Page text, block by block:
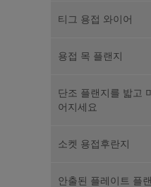
티그 용접 와이어
용접 목 플랜지
단조 플랜지를 밟고
어지세요
소켓 용접후란지
안출된 플레이트 플랜